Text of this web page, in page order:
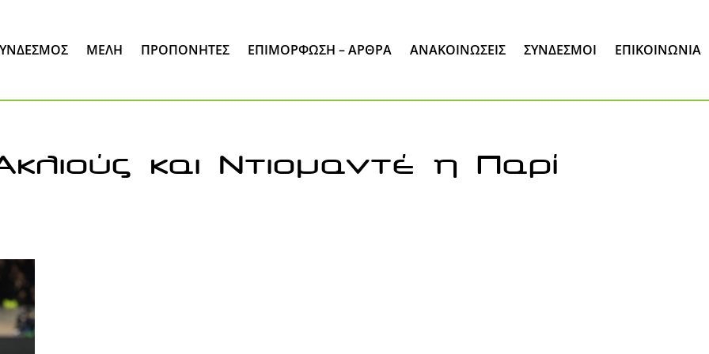
ΜΈΛΗ ΠΡΟΠΟΝΗΤΕΣ ΕΠΙΜΌΡΦΩΣΗ – ΆΡΘΡΑ ΑΝΑΚΟΙΝΏΣΕΙΣ ΣΎΝΔΕΣΜΟΙ ΕΠΙΚΟΙΝΩΝΊΑ
και Ντιομαντέ η Παρί